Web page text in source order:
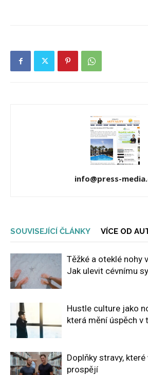
info@press-
SOUVISEJÍCÍ ČLÁNKY VÍCE OD
Těžké a oteklé nohy
Jak ulevit cévnímu
Hustle culture jako
která mění úspěch v
Doplňky stravy,
prospějí